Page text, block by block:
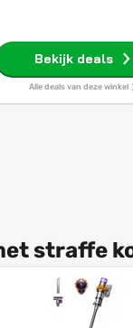
Bekijk deals
Alle deals van deze winkel
straffe